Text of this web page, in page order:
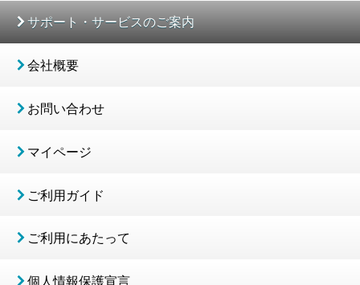
サポート・サービスのご案内
会社概要
お問い合わせ
マイページ
ご利用ガイド
ご利用にあたって
個人情報保護宣言